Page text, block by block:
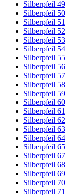
Silberpfeil 49
Silberpfeil 50
Silberpfeil 51
Silberpfeil 52
Silberpfeil 53
Silberpfeil 54
Silberpfeil 55
Silberpfeil 56
Silberpfeil 57
Silberpfeil 58
Silberpfeil 59
Silberpfeil 60
Silberpfeil 61
Silberpfeil 62
Silberpfeil 63
Silberpfeil 64
Silberpfeil 65
Silberpfeil 67
Silberpfeil 68
Silberpfeil 69
Silberpfeil 70
Silberpfeil 71